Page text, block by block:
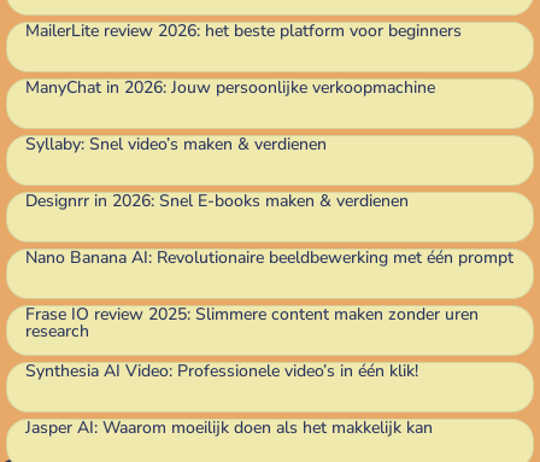
MailerLite review 2026: het beste platform voor beginners
ManyChat in 2026: Jouw persoonlijke verkoopmachine
Syllaby: Snel video’s maken & verdienen
Designrr in 2026: Snel E-books maken & verdienen
Nano Banana AI: Revolutionaire beeldbewerking met één prompt
Frase IO review 2025: Slimmere content maken zonder uren
research
Synthesia AI Video: Professionele video’s in één klik!
Jasper AI: Waarom moeilijk doen als het makkelijk kan